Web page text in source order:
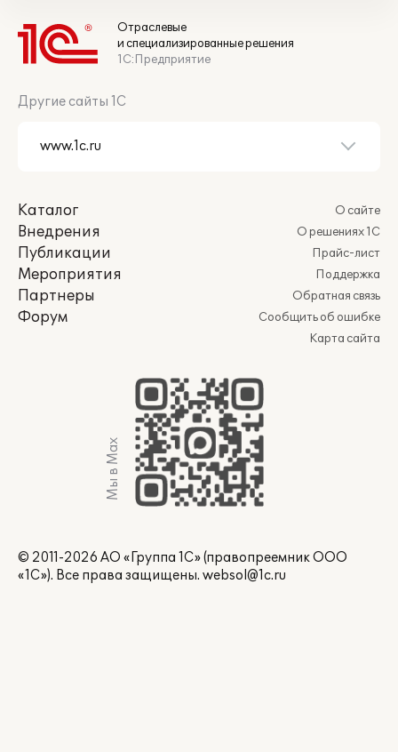
Отраслевые
и специализированные решения
1С:Предприятие
Другие сайты 1С
Каталог
Внедрения
Публикации
Мероприятия
Партнеры
Форум
О сайте
О решениях 1С
Прайс-лист
Поддержка
Обратная связь
Сообщить об ошибке
Карта сайта
Мы в Max
© 2011-2026 АО «Группа 1С» (правопреемник ООО
«1С»). Все права защищены. websol@1c.ru